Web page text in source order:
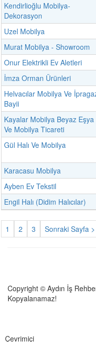
Kendirlioğlu Mobilya-
Dekorasyon
Uzel Mobilya
Murat Mobilya - Showroom
Onur Elektrikli Ev Aletleri
İmza Orman Ürünleri
Helvacılar Mobilya Ve
Bayii
Kayalar Mobilya Beyaz Eşya
Ve Mobilya Ticareti
Gül Halı Ve Mobilya
Karacasu Mobilya
Ayben Ev Tekstil
Engil Halı (Didim Halıcılar)
1 2 3 Sonraki Sayfa >
Copyright © Aydın İş
Kopyalanamaz!
Çevrimiçi